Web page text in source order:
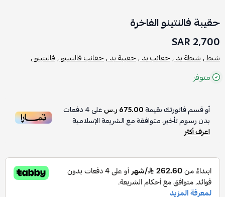
حقيبة فالنتينو الفاخرة
2,700 SAR
شنط ,شنطة يد ,حقائب يد ,حقيبة يد ,حقائب فالنتينو ,فالنتينو ,
متوفر
أو قسم فاتورتك بقيمة675.00 ر.س على4دفعات
بدون رسوم تأخير، متوافقة مع الشريعة الإسلامية
اعرف أكثر